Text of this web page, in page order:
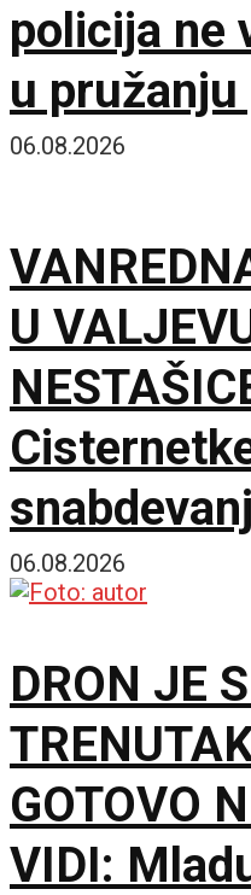
policija ne
u
06.08.2026
U
naselja
06.08.2026
DRON JE
GOTOVO
VIDI: